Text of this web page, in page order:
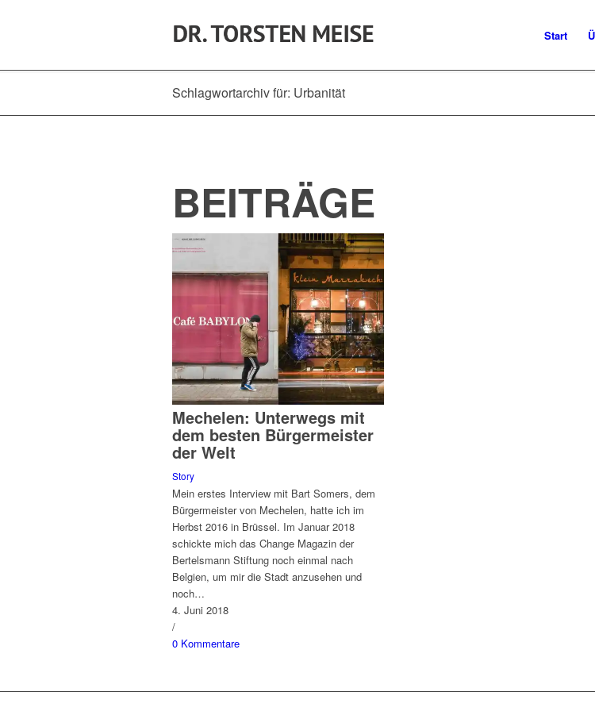
Start
Schlagwortarchiv für: Urbanität
BEITRÄGE
Mechelen: Unterwegs mit
dem besten Bürgermeister
der Welt
Story
Mein erstes Interview mit Bart Somers, dem
Bürgermeister von Mechelen, hatte ich im
Herbst 2016 in Brüssel. Im Januar 2018
schickte mich das Change Magazin der
Bertelsmann Stiftung noch einmal nach
Belgien, um mir die Stadt anzusehen und
noch…
4. Juni 2018
/
0 Kommentare